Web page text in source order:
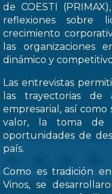
de COESTI
reflexiones sobre
crecimiento
las
dinámico y
Las entrevistas
las trayectorias
empresarial, así como
valor, la toma de
oportunidades de
país.
Como es tradición
Vinos, se